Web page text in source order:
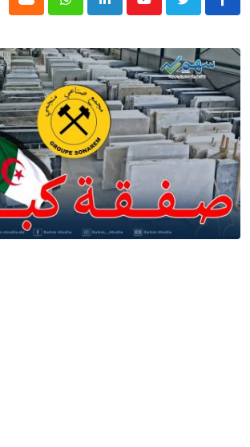
Youtube
LinkedIn
Whatsapp
Cloud